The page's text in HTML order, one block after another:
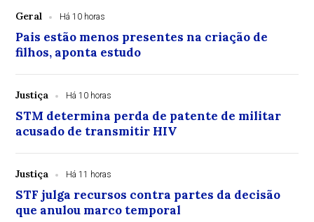
Geral Há 10 horas
Pais estão menos presentes na criação de
filhos, aponta estudo
Justiça Há 10 horas
STM determina perda de patente de militar
acusado de transmitir HIV
Justiça Há 11 horas
STF julga recursos contra partes da decisão
que anulou marco temporal